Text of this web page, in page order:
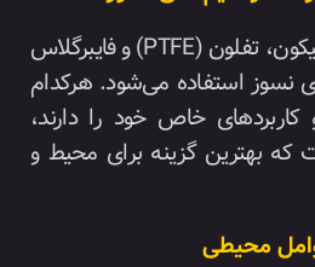
مواد مختلفی مانند سیلیکون، تفلون (PTFE) و فایبرگلاس
نسوز استفاده می‌شود. هرکدام
کاربردهای خاص خود را دارند،
که بهترین گزینه برای محیط و